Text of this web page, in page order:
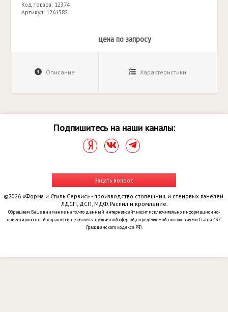
Код товара: 12374
Артикул: 1261382
цена по запросу
Описание Характеристики
Подпишитесь на наши каналы:
Задать вопрос
©2026 «Форма и Стиль Сервис» - производство столешниц и стеновых панелей.
ЛДСП, ДСП, МДФ. Распил и кромление.
Обращаем Ваше внимание на то, что данный интернет-сайт носит исключительно информационно-
ориентировочный характер и не является публичной офертой, определяемой положениями Статьи 437
Гражданского кодекса РФ.